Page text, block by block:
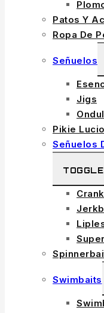
Patos Y
Ropa De
Señuelos
Jigs
Pikie Lucio
Señuelos
Swimbaits